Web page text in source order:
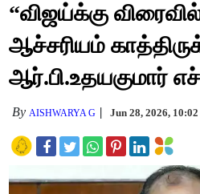
“விஜய்க்கு
ஆச்சரியம்
ஆர்.பி.உதயகுமார்
By AISHWARYA G Jun 28, 2026,